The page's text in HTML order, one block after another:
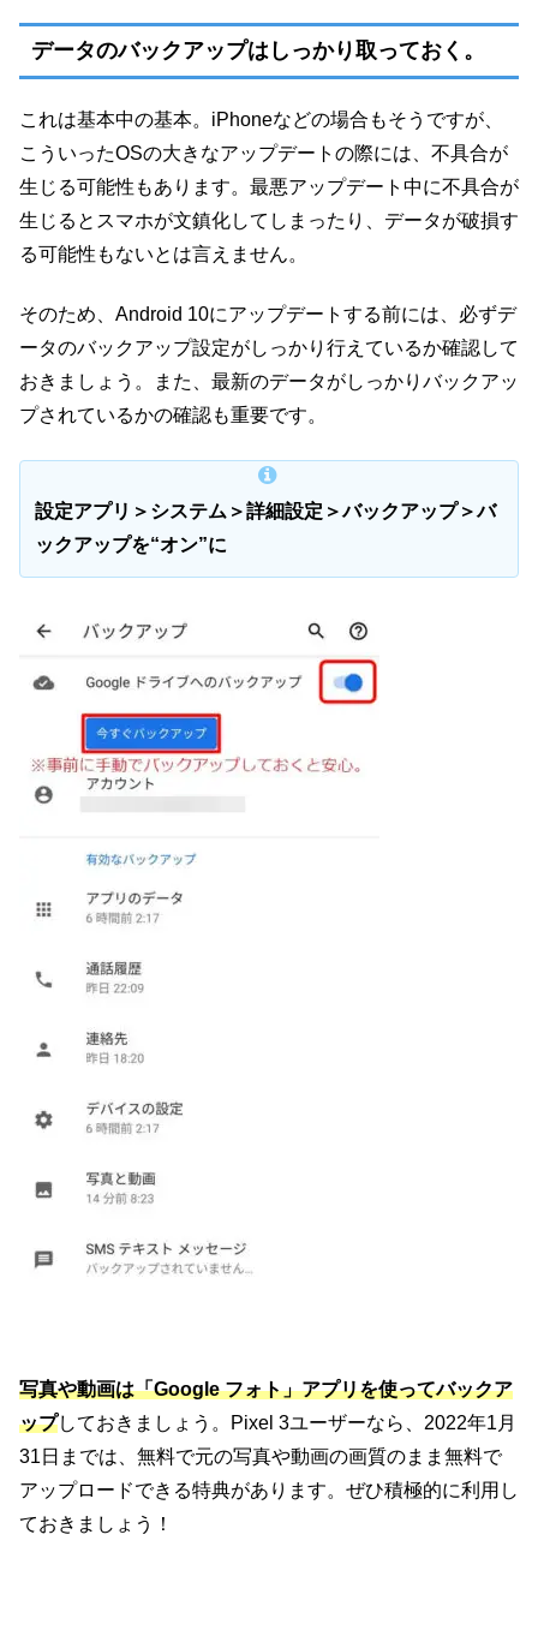
データのバックアップはしっかり取っておく。
これは基本中の基本。iPhoneなどの場合もそうですが、
こういったOSの大きなアップデートの際には、不具合が
生じる可能性もあります。最悪アップデート中に不具合が
生じるとスマホが文鎮化してしまったり、データが破損す
る可能性もないとは言えません。
そのため、Android 10にアップデートする前には、必ずデ
ータのバックアップ設定がしっかり行えているか確認して
おきましょう。また、最新のデータがしっかりバックアッ
プされているかの確認も重要です。
設定アプリ＞システム＞詳細設定＞バックアップ＞バ
ックアップを“オン”に
写真や動画は「Google フォト」アプリを使ってバックア
ップしておきましょう。Pixel 3ユーザーなら、2022年1月
31日までは、無料で元の写真や動画の画質のまま無料で
アップロードできる特典があります。ぜひ積極的に利用し
ておきましょう！